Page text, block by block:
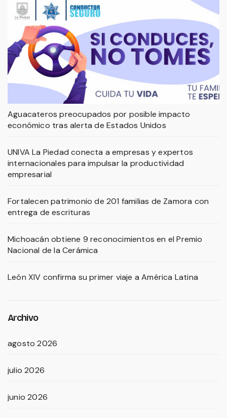
Aguacateros preocupados por posible impacto
económico tras alerta de Estados Unidos
UNIVA La Piedad conecta a empresas y expertos
internacionales para impulsar la productividad
empresarial
Fortalecen patrimonio de 201 familias de Zamora con
entrega de escrituras
Michoacán obtiene 9 reconocimientos en el Premio
Nacional de la Cerámica
León XIV confirma su primer viaje a América Latina
Archivo
agosto 2026
julio 2026
junio 2026